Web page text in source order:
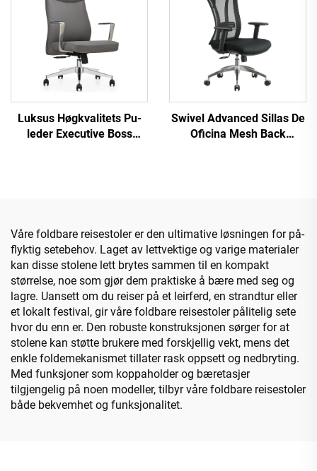
Luksus Høgkvalitets Pu-
leder Executive Boss
Swivel Advanced Sillas De
Oficina Mesh Back
Våre foldbare reisestoler er den ultimative løsningen for på-
flyktig setebehov. Laget av lettvektige og varige materialer
kan disse stolene lett brytes sammen til en kompakt
størrelse, noe som gjør dem praktiske å bære med seg og
lagre. Uansett om du reiser på et leirferd, en strandtur eller
et lokalt festival, gir våre foldbare reisestoler pålitelig sete
hvor du enn er. Den robuste konstruksjonen sørger for at
stolene kan støtte brukere med forskjellig vekt, mens det
enkle foldemekanismet tillater rask oppsett og nedbryting.
Med funksjoner som koppaholder og bæretasjer
tilgjengelig på noen modeller, tilbyr våre foldbare reisestoler
både bekvemhet og funksjonalitet.